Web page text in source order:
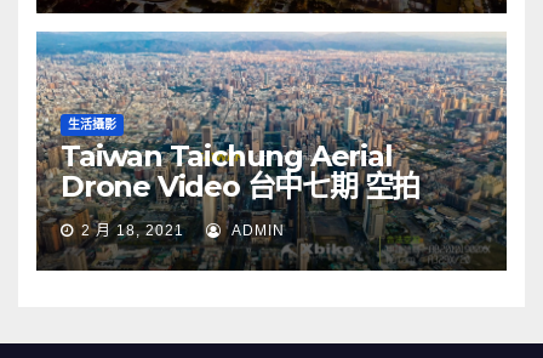
生活攝影
Taiwan Taichung Aerial
Drone Video 台中七期 空拍
2 月 18, 2021 ADMIN